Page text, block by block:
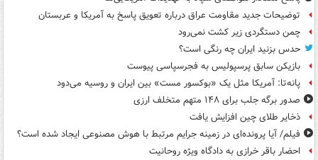
توضیحات جدید مقاومت عراق درباره تعویق پاسخ به آمریکا و عربستان
چمن دستگردی زیر کشت نمی‌رود
حدس بزنید ایران چه رنگی است؟
بازیکن سابق پرسپولیس به فجرسپاسی پیوست
پانه‌تا: آمریکا مثل یک «بوکسور مست» بین ایران و روسیه می‌دود
صدور برگه جلب برای ۱۴۸ متهم متخلف ارزی
ذخایر طلای چین افزایش یافت
فیلم/ آیا پرونده‌ای در زمینه جرایم مرتبط با هوش مصنوعی ایجاد شده است؟
احضار باقر خرازی به دادگاه ویژه روحانیت